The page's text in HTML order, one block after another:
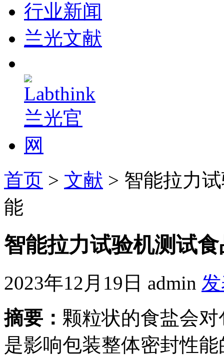
行业新闻
兰光文献
首页 > 文献 > 智能拉力
能
智能拉力试验机测试
2023年12月19日 admin
摘要： 颗粒状的食盐会
是影响包装整体密封性